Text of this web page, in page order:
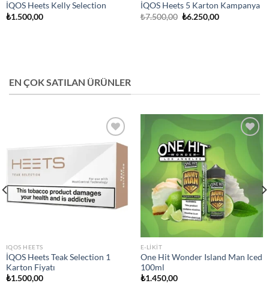
İQOS Heets Kelly Selection
₺1.500,00
İQOS Heets 5 Karton Kampanya
₺7.500,00 Orijinal
₺6.250,00Şu
EN ÇOK SATILAN ÜRÜNLER
Add to
IQOS HEETS
İQOS Heets Teak Selection 1
Karton Fiyatı
₺1.500,00
wishlist
E-LIKIT
One Hit Wonder Island Man Iced
100ml
₺1.450,00